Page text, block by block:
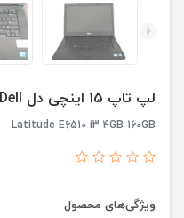
لپ تاپ 15 اینچی دل i3 Latitude E6510 Dell
Latitude E6510 i3 4GB 160GB
ویژگی‌های محصول